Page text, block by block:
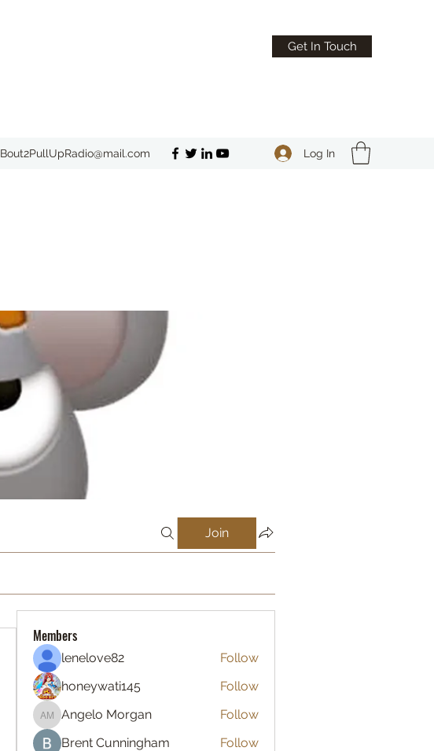
Get In Touch
Bout2PullUpRadio@mail.com Log In
Join
Members
lenelove82
Follow
honeywati145
Follow
Angelo Morgan
Angelo Morgan
Follow
Brent Cunningham
Follow